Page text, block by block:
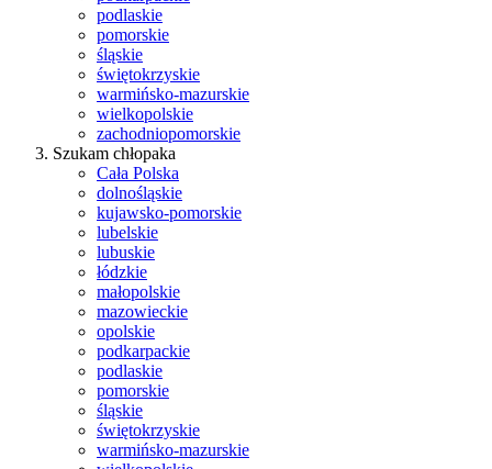
podlaskie
pomorskie
śląskie
świętokrzyskie
warmińsko-mazurskie
wielkopolskie
zachodniopomorskie
Szukam chłopaka
Cała Polska
dolnośląskie
kujawsko-pomorskie
lubelskie
lubuskie
łódzkie
małopolskie
mazowieckie
opolskie
podkarpackie
podlaskie
pomorskie
śląskie
świętokrzyskie
warmińsko-mazurskie